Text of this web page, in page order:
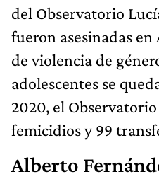
del Observatorio
fueron asesinadas
de violencia de
adolescentes se
2020, el
femicidios y 99
Alberto